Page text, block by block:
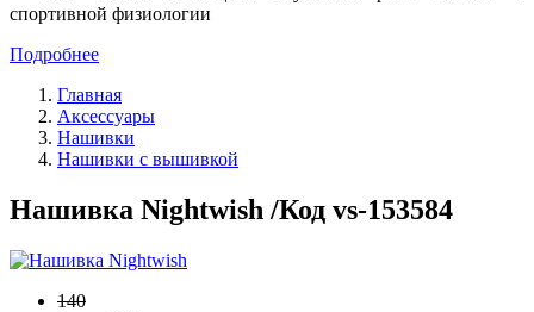
спортивной физиологии
Подробнее
Главная
Аксессуары
Нашивки
Нашивки с вышивкой
Нашивка Nightwish /Код vs-153584
140